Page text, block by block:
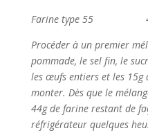
Farine type
Procéder à un premier
pommade, le sel fin, le
les œufs entiers et les 15g
monter. Dès que le
44g de farine restant de
réfrigérateur quelques